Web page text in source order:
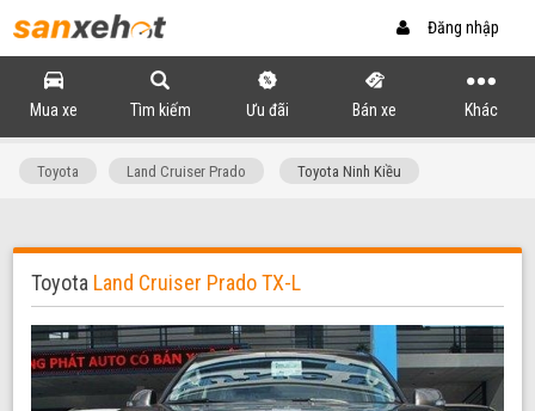
Đăng nhập
Mua xe Tìm kiếm Ưu đãi Bán xe Khác
Toyota Land Cruiser Prado Toyota Ninh Kiều
Toyota Land Cruiser Prado TX-L